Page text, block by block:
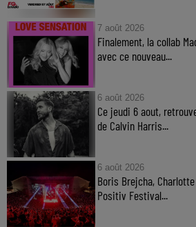
7 août 2026
Finalement, la collab
avec ce nouveau...
6 août 2026
Ce jeudi 6 aout,
de Calvin Harris...
6 août 2026
Boris Brejcha,
Positiv Festival...